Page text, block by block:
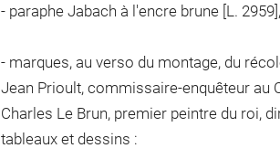
- paraphe Jabach à l'encre brune [L.
- marques, au verso du montage, du
Jean Prioult, commissaire-enquêteur au
Charles Le Brun, premier peintre du roi,
tableaux et dessins :